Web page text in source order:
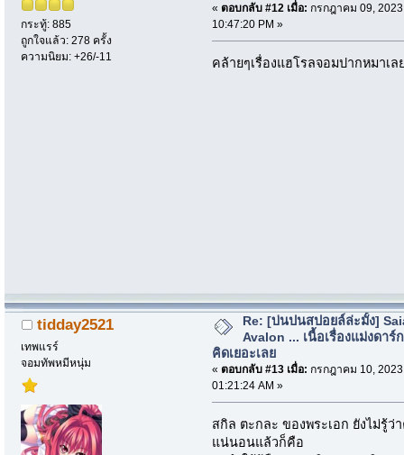
กระทู้: 885
ถูกใจแล้ว: 278 ครั้ง
ความนิยม: +26/-11
« ตอบกลับ #12 เมื่อ: กรกฎาคม 09,
10:47:20 PM »
คล้ายๆเรื่องแฮโรลจอมปากหมาเ
tidday2521
เทพแรร์
จอมทัพหมีหนุ่ม
Re: [บ่นปนสปอยล์ล่ะมั้ง]
Avalon ... เนื้อเรื่องแม่งดาร์
คิดเยอะเลย
« ตอบกลับ #13 เมื่อ: กรกฎาคม 10,
01:21:24 AM »
สกิล ตะกละ ของพระเอก ยังไม่รู้
แน่นอนแล้วก็คือ